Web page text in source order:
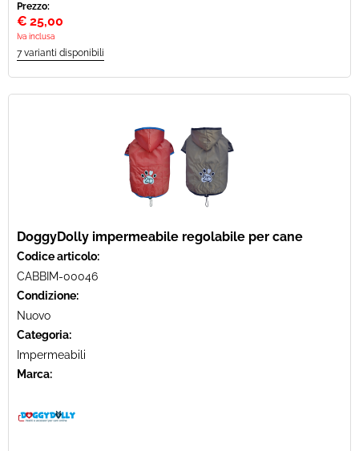
Prezzo:
€ 25,00
Iva inclusa
DoggyDolly impermeabile regolabile per cane
Codice articolo:
CABBIM-00046
Condizione:
Nuovo
Categoria:
Impermeabili
Marca: